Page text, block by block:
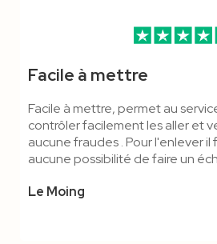
Facile à mettre
Facile à mettre, permet au
contrôler facilement les aller et
aucune fraudes . Pour l'enlever
aucune possibilité de faire un
Le Moing